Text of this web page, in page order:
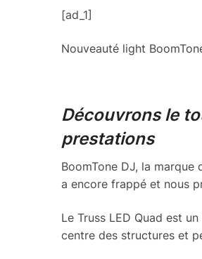
[ad_1]
Nouveauté light
Découvrons le
prestations
BoomTone DJ, la
a encore frappé et nous
Le Truss LED Quad est
centre des structures et